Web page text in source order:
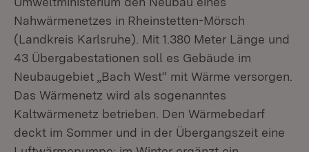
Nahwärmenetzes in Rheinstetten-Mörsch
(Landkreis Karlsruhe). Mit 1.380 Meter Länge und
43 Übergabestationen soll es Gebäude im
Neubaugebiet „Bach West“ mit Wärme versorgen.
Das Wärmenetz wird als sogenanntes
Kaltwärmenetz betrieben. Den Wärmebedarf
deckt im Sommer und in der Übergangszeit eine